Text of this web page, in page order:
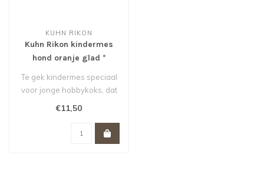
KUHN RIKON
Kuhn Rikon kindermes
hond oranje glad *
Te gek kindermes speciaal
voor jonge hobbykoks, dat
is vormgegeven als hondje.
€11,50